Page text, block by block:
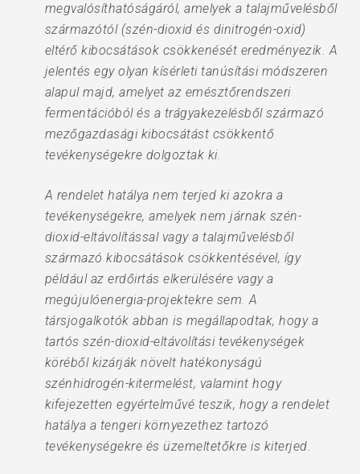
megvalósíthatóságáról, amelyek a talajművelésből
származótól (szén-dioxid és dinitrogén-oxid)
eltérő kibocsátások csökkenését eredményezik. A
jelentés egy olyan kísérleti tanúsítási módszeren
alapul majd, amelyet az emésztőrendszeri
fermentációból és a trágyakezelésből származó
mezőgazdasági kibocsátást csökkentő
tevékenységekre dolgoztak ki.
A rendelet hatálya nem terjed ki azokra a
tevékenységekre, amelyek nem járnak szén-
dioxid-eltávolítással vagy a talajművelésből
származó kibocsátások csökkentésével, így
például az erdőirtás elkerülésére vagy a
megújulóenergia-projektekre sem. A
társjogalkotók abban is megállapodtak, hogy a
tartós szén-dioxid-eltávolítási tevékenységek
köréből kizárják növelt hatékonyságú
szénhidrogén-kitermelést, valamint hogy
kifejezetten egyértelművé teszik, hogy a rendelet
hatálya a tengeri környezethez tartozó
tevékenységekre és üzemeltetőkre is kiterjed.